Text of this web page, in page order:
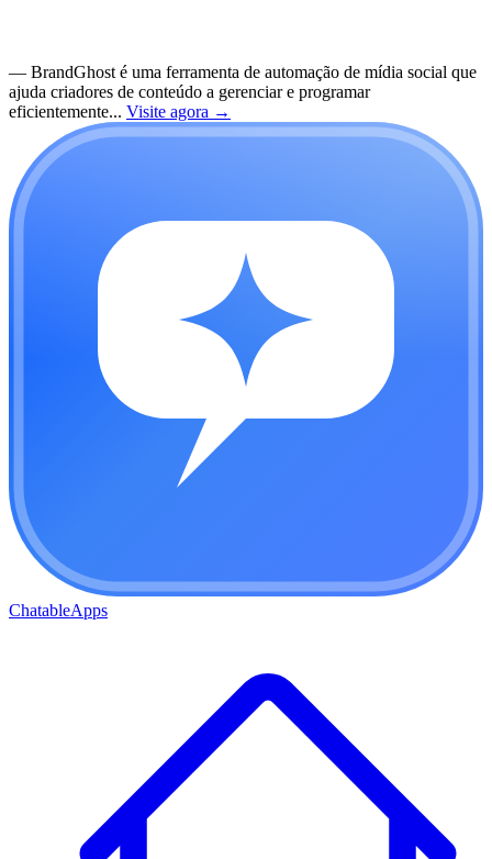
— BrandGhost é uma ferramenta de automação de mídia social que
ajuda criadores de conteúdo a gerenciar e programar
eficientemente... Visite agora →
ChatableApps